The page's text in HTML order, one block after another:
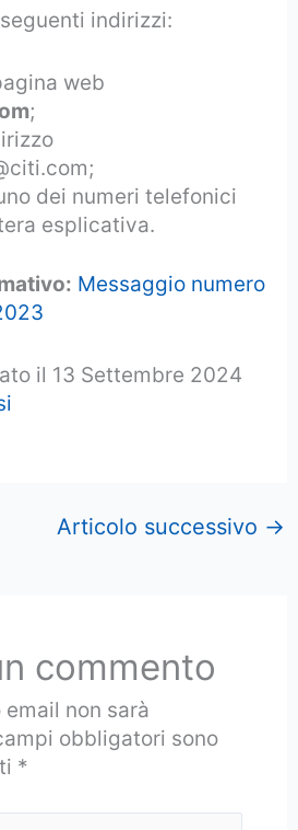
indirizzi:
web
;
dei numeri telefonici
esplicativa.
Messaggio numero
il 13 Settembre 2024
Articolo successivo →
commento
non sarà
obbligatori sono
*